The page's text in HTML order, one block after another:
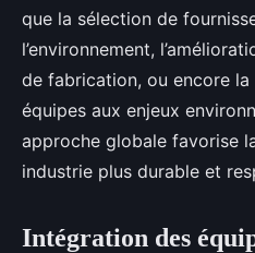
que la sélection de
l’environnement,
de fabrication, ou encore
équipes aux enjeux
approche globale favorise
industrie plus durable et
Intégration des